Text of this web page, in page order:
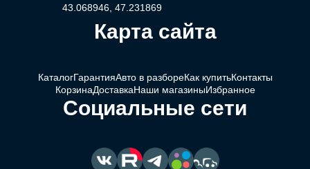
43.068946, 47.231869
Карта сайта
КаталогГарантияАвто в разбореКак купитьКонтакты
КорзинаДоставкаНаши магазиныИзбранное
Социальные сети